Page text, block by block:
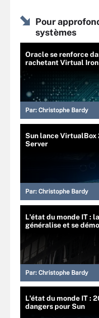
Pour
systèmes
Oracle se renforce
rachetant Virtual Iron
Par: Christophe Bardy
Sun lance VirtualBox
Server
Par: Christophe Bardy
L'état du monde IT :
généralise et se
Par: Christophe Bardy
L'état du monde IT :
dangers pour Sun